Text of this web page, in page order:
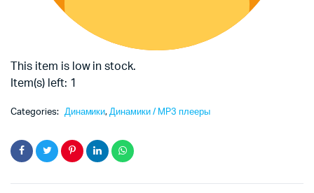
This item is low in stock.
Item(s) left: 1
Categories: Динамики, Динамики / MP3 плееры